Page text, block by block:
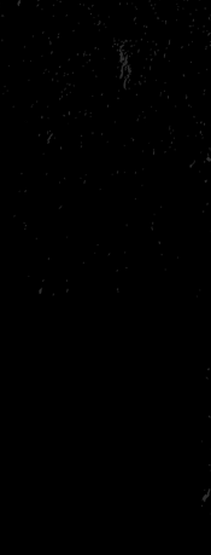
echt vet!!!
Nakama is
van me af te